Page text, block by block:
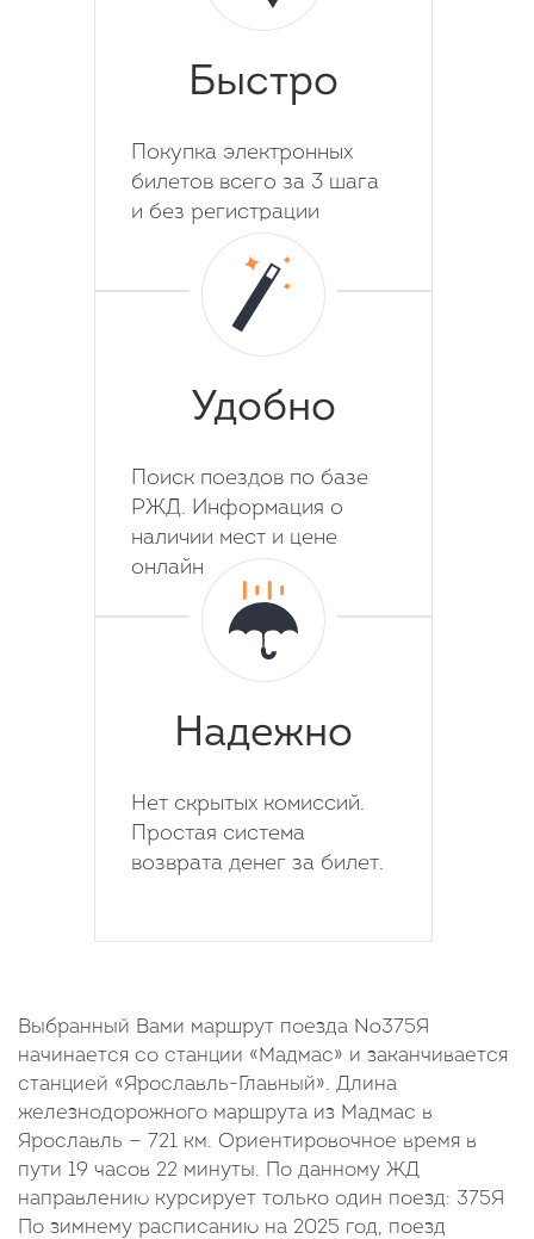
Быстро
Покупка электронных
билетов всего за 3 шага
и без регистрации
Удобно
Поиск поездов по базе
РЖД. Информация о
наличии мест и цене
онлайн
Надежно
Нет скрытых комиссий.
Простая система
возврата денег за билет.
Выбранный Вами маршрут поезда №375Я
начинается со станции «Мадмас» и заканчивается
станцией «Ярославль-Главный». Длина
железнодорожного маршрута из Мадмас в
Ярославль — 721 км. Ориентировочное время в
пути 19 часов 22 минуты. По данному ЖД
направлению курсирует только один поезд: 375Я
По зимнему расписанию на 2025 год, поезд